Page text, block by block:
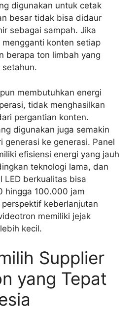
digunakan untuk cetak
besar tidak bisa didaur
sebagai sampah. Jika
konten setiap
berapa ton limbah yang
membutuhkan energi
tidak menghasilkan
pergantian konten.
digunakan juga semakin
generasi ke generasi. Panel
efisiensi energi yang jauh
teknologi lama, dan
LED berkualitas bisa
hingga 100.000 jam
keberlanjutan
memiliki jejak
kecil.
Supplier
yang Tepat